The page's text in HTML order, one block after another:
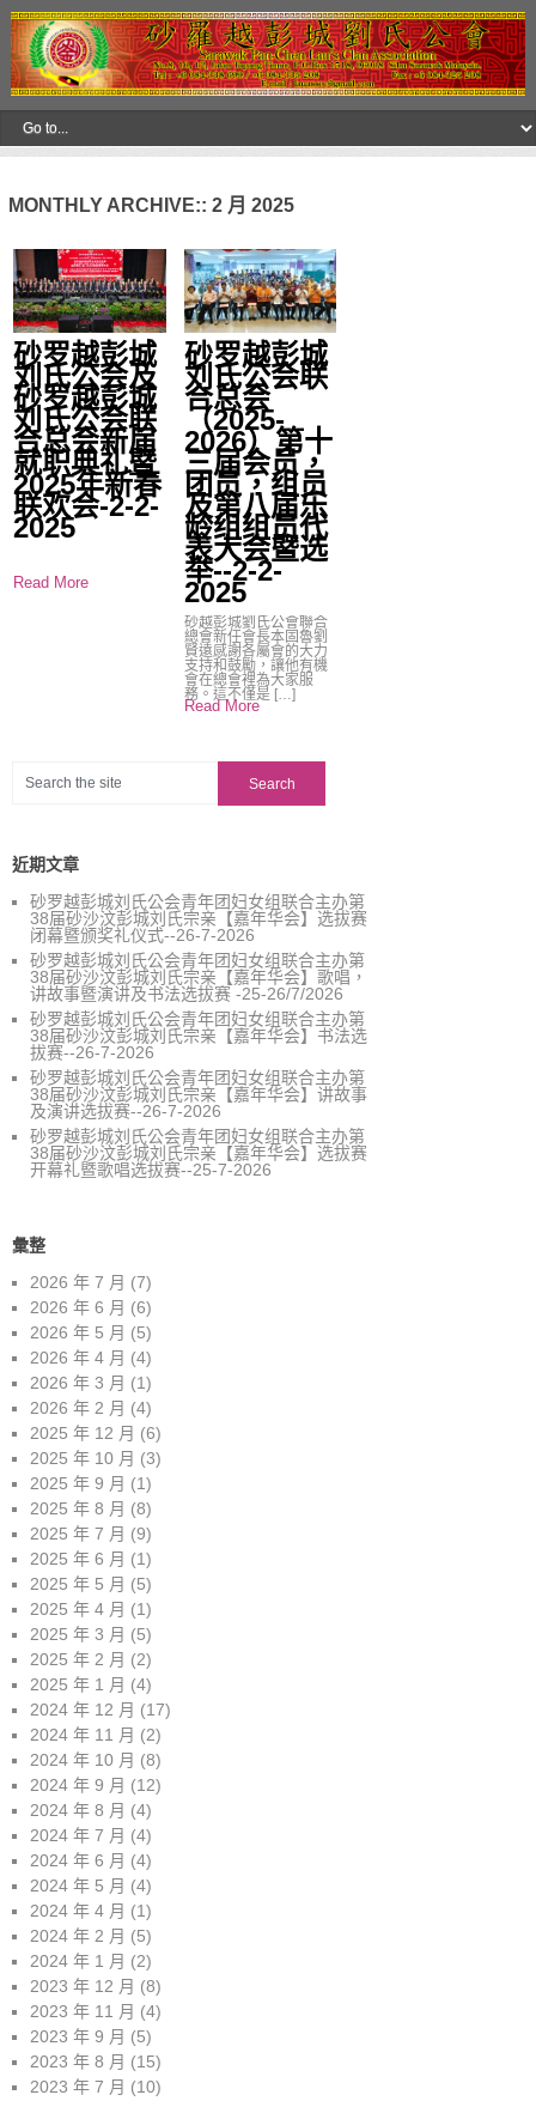
MONTHLY ARCHIVE:: 2 月 2025
砂罗越彭城
刘氏公会及
砂罗越彭城
刘氏公会联
合总会新届
就职典礼暨
2025年新春
联欢会-2-2-
2025
Read More
砂罗越彭城
刘氏公会联
合总会
（2025-
2026）第十
三届会员，
团员，组员
及第八届乐
龄组组员代
表大会暨选
举--2-2-
2025
砂越彭城劉氏公會聯合
總會新任會長本固魯劉
賢遠感謝各屬會的大力
支持和鼓勵，讓他有機
會在總會裡為大家服
務。這不僅是 […]
Read More
近期文章
砂罗越彭城刘氏公会青年团妇女组联合主办第
38届砂沙汶彭城刘氏宗亲【嘉年华会】选拔赛
闭幕暨颁奖礼仪式--26-7-2026
砂罗越彭城刘氏公会青年团妇女组联合主办第
38届砂沙汶彭城刘氏宗亲【嘉年华会】歌唱，
讲故事暨演讲及书法选拔赛 -25-26/7/2026
砂罗越彭城刘氏公会青年团妇女组联合主办第
38届砂沙汶彭城刘氏宗亲【嘉年华会】书法选
拔赛--26-7-2026
砂罗越彭城刘氏公会青年团妇女组联合主办第
38届砂沙汶彭城刘氏宗亲【嘉年华会】讲故事
及演讲选拔赛--26-7-2026
砂罗越彭城刘氏公会青年团妇女组联合主办第
38届砂沙汶彭城刘氏宗亲【嘉年华会】选拔赛
开幕礼暨歌唱选拔赛--25-7-2026
彙整
2026 年 7 月 (7)
2026 年 6 月 (6)
2026 年 5 月 (5)
2026 年 4 月 (4)
2026 年 3 月 (1)
2026 年 2 月 (4)
2025 年 12 月 (6)
2025 年 10 月 (3)
2025 年 9 月 (1)
2025 年 8 月 (8)
2025 年 7 月 (9)
2025 年 6 月 (1)
2025 年 5 月 (5)
2025 年 4 月 (1)
2025 年 3 月 (5)
2025 年 2 月 (2)
2025 年 1 月 (4)
2024 年 12 月 (17)
2024 年 11 月 (2)
2024 年 10 月 (8)
2024 年 9 月 (12)
2024 年 8 月 (4)
2024 年 7 月 (4)
2024 年 6 月 (4)
2024 年 5 月 (4)
2024 年 4 月 (1)
2024 年 2 月 (5)
2024 年 1 月 (2)
2023 年 12 月 (8)
2023 年 11 月 (4)
2023 年 9 月 (5)
2023 年 8 月 (15)
2023 年 7 月 (10)